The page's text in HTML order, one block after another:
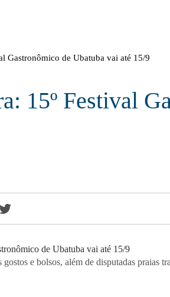
Gastronômico de Ubatuba vai até 15/9
15º Festival
gostos e bolsos, além de disputadas